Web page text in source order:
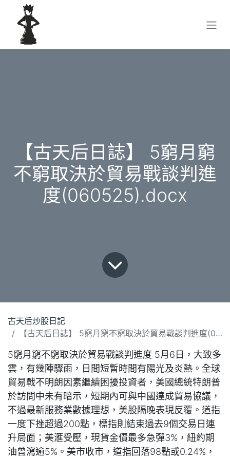
【古天后日誌】 5窮月窮
不窮取決於貿易戰談判進
度(060525).docx
古天后炒股日記
【古天后日誌】 5窮月窮不窮取決於貿易戰談判進度(060525).docx
5窮月窮不窮取決於貿易戰談判進度 5月6日，大致多
雲，有幾陣驟雨，日間短暫時間有陽光及炎熱。全球
貿易戰不明朗因素繼續困擾投資者，美國總統特朗普
於訪問中未有暗示，短期內可與中國達成貿易協議，
不過最新服務業數據理想，美股隔晚表現反覆。道指
一度下挫超過200點，標指則結束過去9個交易日連
升局面；美滙受壓，現貨金價最多急彈3%，紐約期
油曾瀉逾5%。美市收市，道指回落98點或0.24%，